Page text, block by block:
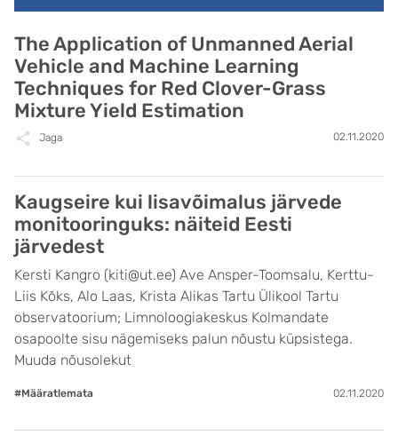
The Application of Unmanned Aerial
Vehicle and Machine Learning
Techniques for Red Clover-Grass
Mixture Yield Estimation
Jaga 02.11.2020
Kaugseire kui lisavõimalus järvede
monitooringuks: näiteid Eesti
järvedest
Kersti Kangro (kiti@ut.ee) Ave Ansper-Toomsalu, Kerttu-
Liis Kõks, Alo Laas, Krista Alikas Tartu Ülikool Tartu
observatoorium; Limnoloogiakeskus Kolmandate
osapoolte sisu nägemiseks palun nõustu küpsistega.
Muuda nõusolekut
#Määratlemata 02.11.2020